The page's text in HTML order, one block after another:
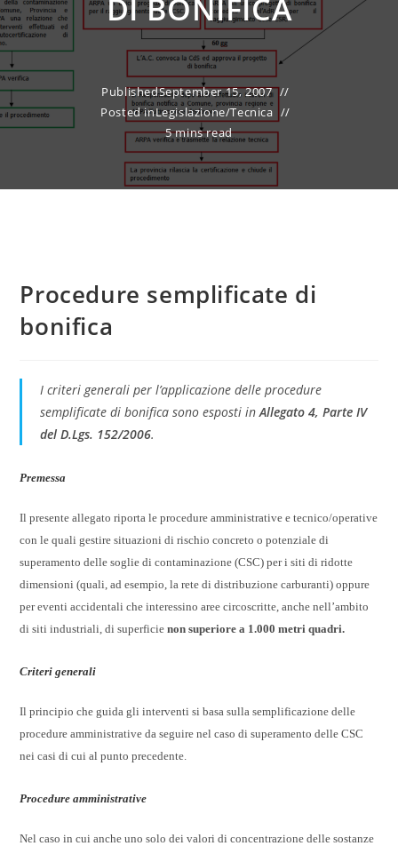
DI BONIFICA
PublishedSeptember 15, 2007
Posted inLegislazione/Tecnica
5 mins read
Procedure semplificate di
bonifica
I criteri generali per l’applicazione delle procedure
semplificate di bonifica sono esposti inAllegato 4, Parte IV
del D.Lgs. 152/2006.
Premessa
Il presente allegato riporta le procedure amministrative e tecnico/operative
con le quali gestire situazioni di rischio concreto o potenziale di
superamento delle soglie di contaminazione (CSC) per i siti di ridotte
dimensioni (quali, ad esempio, la rete di distribuzione carburanti) oppure
per eventi accidentali che interessino aree circoscritte, anche nell’ambito
di siti industriali, di superficienon superiore a 1.000 metri quadri.
Criteri generali
Il principio che guida gli interventi si basa sulla semplificazione delle
procedure amministrative da seguire nel caso di superamento delle CSC
nei casi di cui al punto precedente.
Procedure amministrative
Nel caso in cui anche uno solo dei valori di concentrazione delle sostanze